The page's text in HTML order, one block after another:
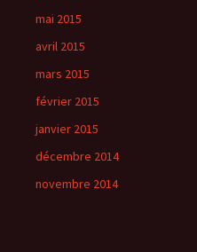
mai 2015
avril 2015
mars 2015
février 2015
janvier 2015
décembre 2014
novembre 2014